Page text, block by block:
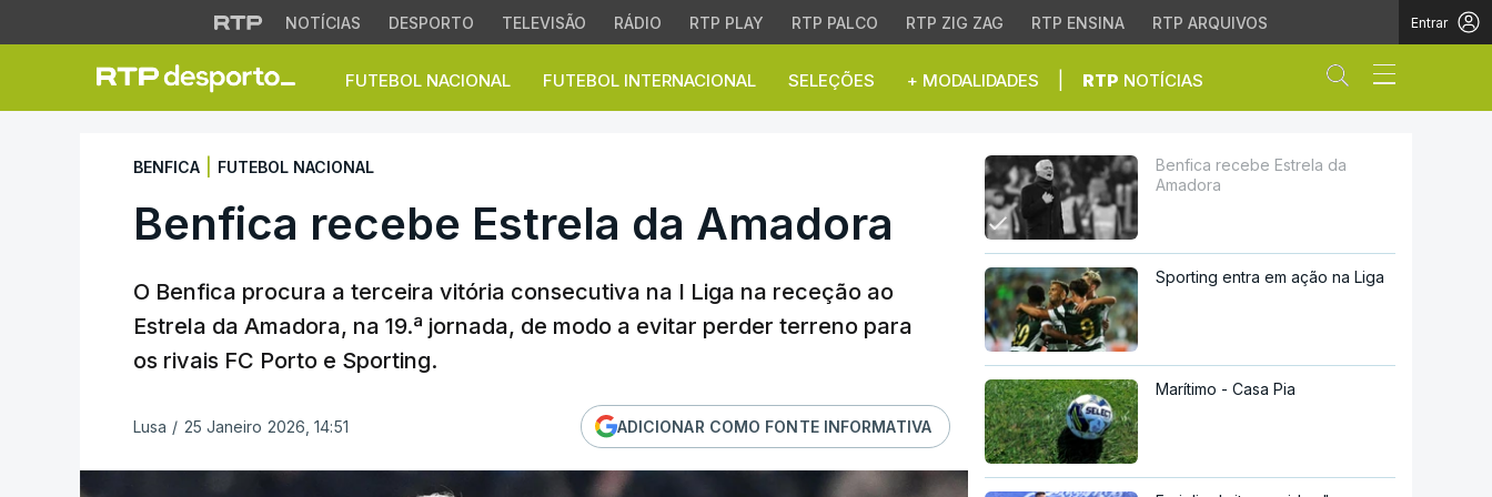
NOTÍCIAS DESPORTO TELEVISÃO RÁDIO RTP PLAY RTP PALCO RTP ZIG ZAG RTP ENSINA RTP ARQUIVOS Entrar
FUTEBOL NACIONAL FUTEBOL INTERNACIONAL SELEÇÕES + MODALIDADES RTP NOTÍCIAS Abrir campo
Benfica recebe Estrela da Amadora
BENFICA FUTEBOL NACIONAL
Benfica recebe Estrela da Amadora
O Benfica procura a terceira vitória consecutiva na I Liga na receção ao
Estrela da Amadora, na 19.ª jornada, de modo a evitar perder terreno para
os rivais FC Porto e Sporting.
Lusa / 25 Janeiro 2026, 14:51 ADICIONAR COMO FONTE INFORMATIVA
Benfica recebe Estrela da
Amadora
Sporting entra em ação na Liga
Marítimo - Casa Pia